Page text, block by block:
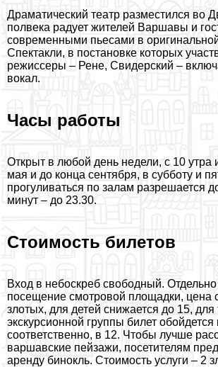
Драматический театр разместился во
полвека радует жителей Варшавы и
современными пьесами в
Спектакли, в постановке которых
режиссеры – Рене, Свидерский –
вокал.
Часы работы
Открыт в любой день недели, с 10 утра
мая и до конца сентября, в субботу и
прогуливаться по залам разрешается
минут – до 23.30.
Стоимость билетов
Вход в небоскреб свободный.
посещение смотровой площадки, цена
злотых, для детей снижается до 15, для
экскурсионной группы билет обойдется
соответственно, в 12. Чтобы лучше
варшавские пейзажи, посетителям
аренду бинокль. Стоимость услуги – 2